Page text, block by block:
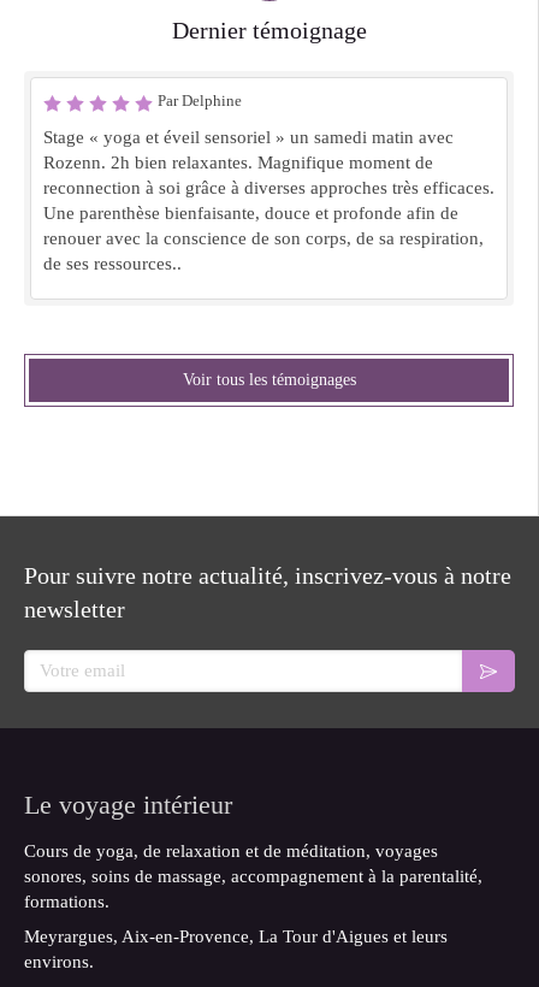
Dernier témoignage
Par Delphine
Stage « yoga et éveil sensoriel » un samedi matin avec
Rozenn. 2h bien relaxantes. Magnifique moment de
reconnection à soi grâce à diverses approches très efficaces.
Une parenthèse bienfaisante, douce et profonde afin de
renouer avec la conscience de son corps, de sa respiration,
de ses ressources..
Voir tous les témoignages
Pour suivre notre actualité, inscrivez-vous à notre
newsletter
Votre email
Le voyage intérieur
Cours de yoga, de relaxation et de méditation, voyages
sonores, soins de massage, accompagnement à la parentalité,
formations.
Meyrargues, Aix-en-Provence, La Tour d'Aigues et leurs
environs.